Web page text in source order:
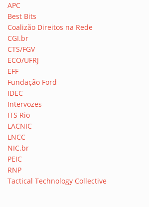
APC
Best Bits
Coalizão Direitos na Rede
CGI.br
CTS/FGV
ECO/UFRJ
EFF
Fundação Ford
IDEC
Intervozes
ITS Rio
LACNIC
LNCC
NIC.br
PEIC
RNP
Tactical Technology Collective